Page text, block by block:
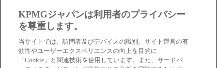
し
い
タ
ブ
新
し
タ
ブ
し
タ
ブ
し
タ
ブ
し
タ
ブ
免責事項プライバシーポリシー
© 2026 KPMG AZSA LLC, a limited liability audit corporation
incorporated under the Japanese Certified Public Accountants Law and
KPMGジャパンは利用者のプライバシー
を尊重します。
当サイトでは、訪問者及びデバイスの識別、サイト運営の有
効性やユーザーエクスペリエンスの向上を目的に
「Cookie」と関連技術を使用しています。また、サードパ